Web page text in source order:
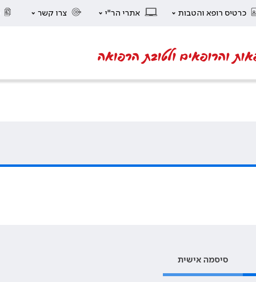
כרטיס רופא והטבות אתרי הר"י צרו קשר
והרופאים ולטובת הרפואה
סיסמה אישית